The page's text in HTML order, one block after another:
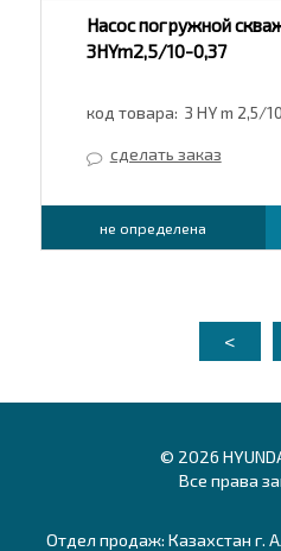
Насос погружной
3HYm2,5/10-0,37
код товара: 3 HY m 2,5/
сделать заказ
не определена
<
© 2026
Все права
Отдел продаж: Казахстан г.